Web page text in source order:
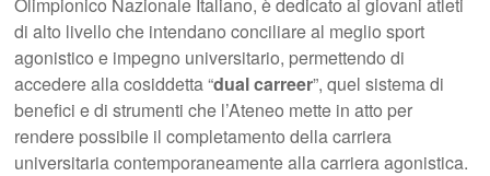
di alto livello che intendano conciliare al meglio sport
agonistico e impegno universitario, permettendo di
accedere alla cosiddetta “dual carreer”, quel sistema di
benefici e di strumenti che l’Ateneo mette in atto per
rendere possibile il completamento della carriera
universitaria contemporaneamente alla carriera agonistica.